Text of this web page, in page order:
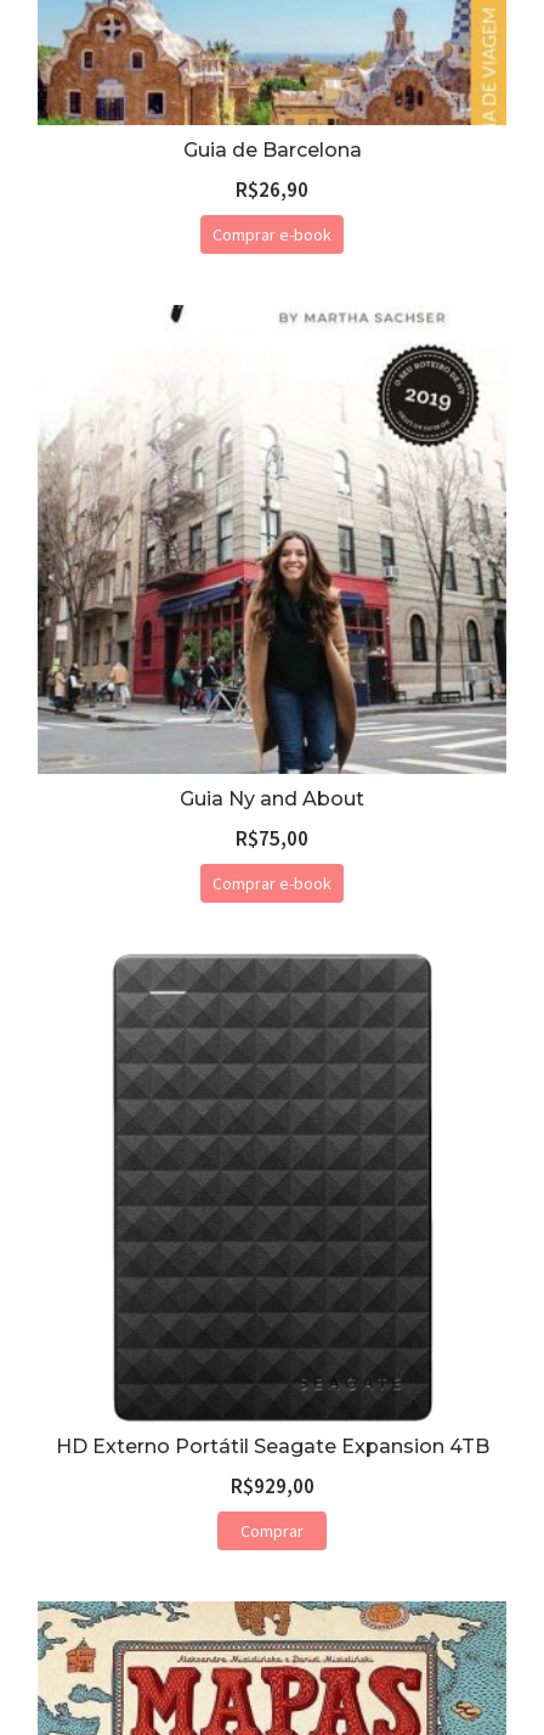
Guia de Barcelona
R$26,90
Comprar e-book
Guia Ny and About
R$75,00
Comprar e-book
HD Externo Portátil Seagate Expansion 4TB
R$929,00
Comprar